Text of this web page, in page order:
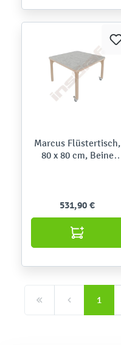
Marcus Flüstertisch,
80 x 80 cm, Beine
531,90 €
1